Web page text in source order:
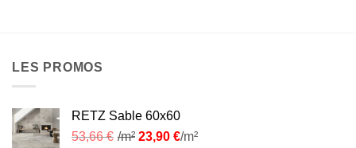
LES PROMOS
RETZ Sable 60x60
53,66€ /m² 23,90 €/m²